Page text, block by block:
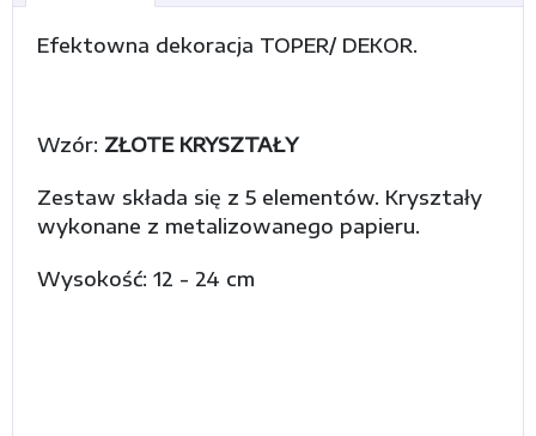
Efektowna dekoracja TOPER/ DEKOR.
Wzór: ZŁOTE KRYSZTAŁY
Zestaw składa się z 5 elementów. Kryształy
wykonane z metalizowanego papieru.
Wysokość: 12 - 24 cm